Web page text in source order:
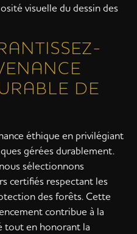
visuelle du dessin des
DE
éthique en privilégiant
gérées durablement.
sélectionnons
certifiés respectant les
des forêts. Cette
contribue à la
tout en honorant la